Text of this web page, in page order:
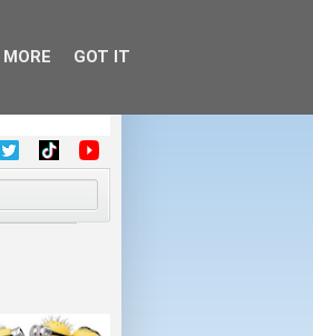
GOT IT